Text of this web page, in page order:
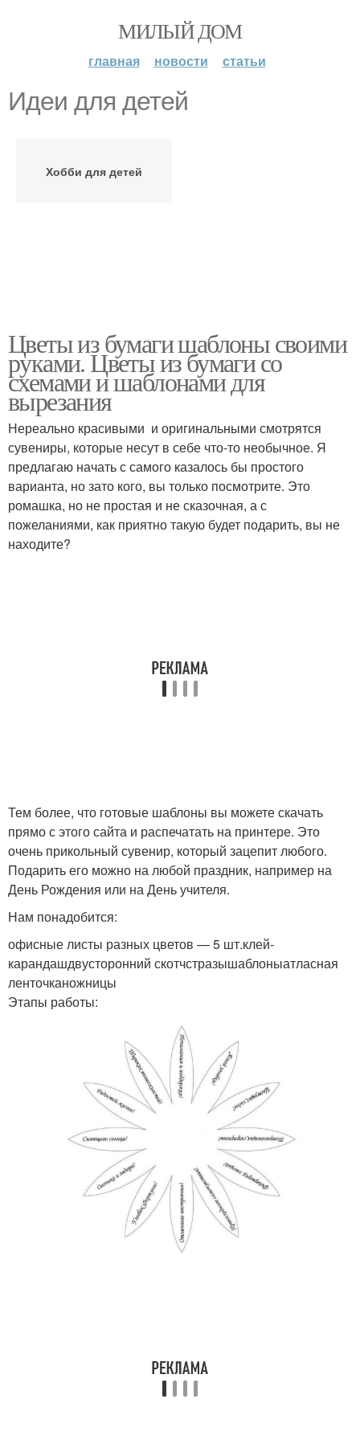
МИЛЫЙ ДОМ
главная новости статьи
Идеи для детей
Хобби для детей
Цветы из бумаги шаблоны своими
руками. Цветы из бумаги со
схемами и шаблонами для
вырезания
Нереально красивыми и оригинальными смотрятся
сувениры, которые несут в себе что-то необычное. Я
предлагаю начать с самого казалось бы простого
варианта, но зато кого, вы только посмотрите. Это
ромашка, но не простая и не сказочная, а с
пожеланиями, как приятно такую будет подарить, вы не
находите?
Тем более, что готовые шаблоны вы можете скачать
прямо с этого сайта и распечатать на принтере. Это
очень прикольный сувенир, который зацепит любого.
Подарить его можно на любой праздник, например на
День Рождения или на День учителя.
Нам понадобится:
офисные листы разных цветов — 5 шт.клей-
карандашдвусторонний скотчстразышаблоныатласная
ленточканожницы
Этапы работы: